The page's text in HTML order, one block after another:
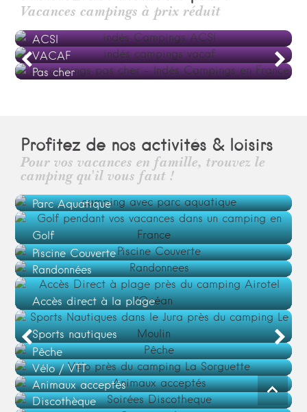
Vacances campings à prix réduit
ACSI
VACAF
Pas cher
Profitez de nos activités & loisirs
Pour vos vacances en famille, trouvez le
camping qu'il vous faut !
Parc Aquatique
Golf
Piscine Couverte
Randonnées
Accès direct à la plage
Sports nautiques
Pêche
Vélo / VTT
Animaux acceptés
Animations
Discothèque